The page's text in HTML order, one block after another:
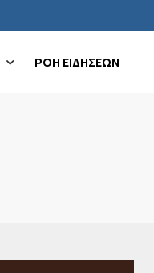
ΡΟΗ ΕΙΔΗΣΕΩΝ